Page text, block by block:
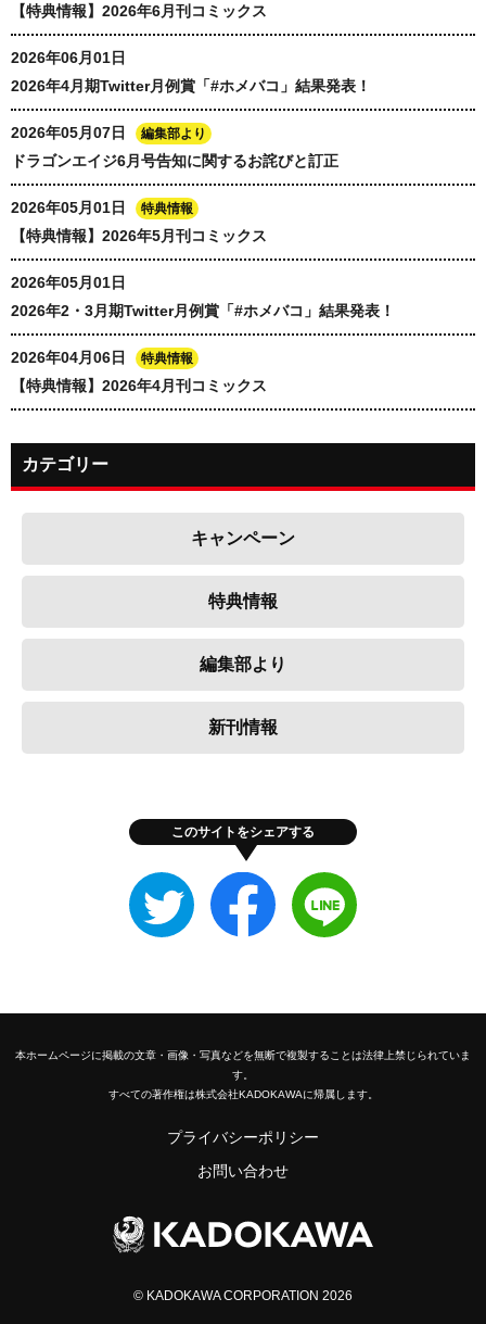
【特典情報】2026年6月刊コミックス
2026年06月01日
2026年4月期Twitter月例賞「#ホメバコ」結果発表！
2026年05月07日 編集部より
ドラゴンエイジ6月号告知に関するお詫びと訂正
2026年05月01日 特典情報
【特典情報】2026年5月刊コミックス
2026年05月01日
2026年2・3月期Twitter月例賞「#ホメバコ」結果発表！
2026年04月06日 特典情報
【特典情報】2026年4月刊コミックス
カテゴリー
キャンペーン
特典情報
編集部より
新刊情報
このサイトをシェアする
Twitter
で
る
Facebook
で
る
で
る
本ホームページに掲載の文章・画像・写真などを無断で複製することは法律上禁じられていま
す。
すべての著作権は株式会社KADOKAWAに帰属します。
プライバシーポリシー
お問い合わせ
© KADOKAWA CORPORATION 2026